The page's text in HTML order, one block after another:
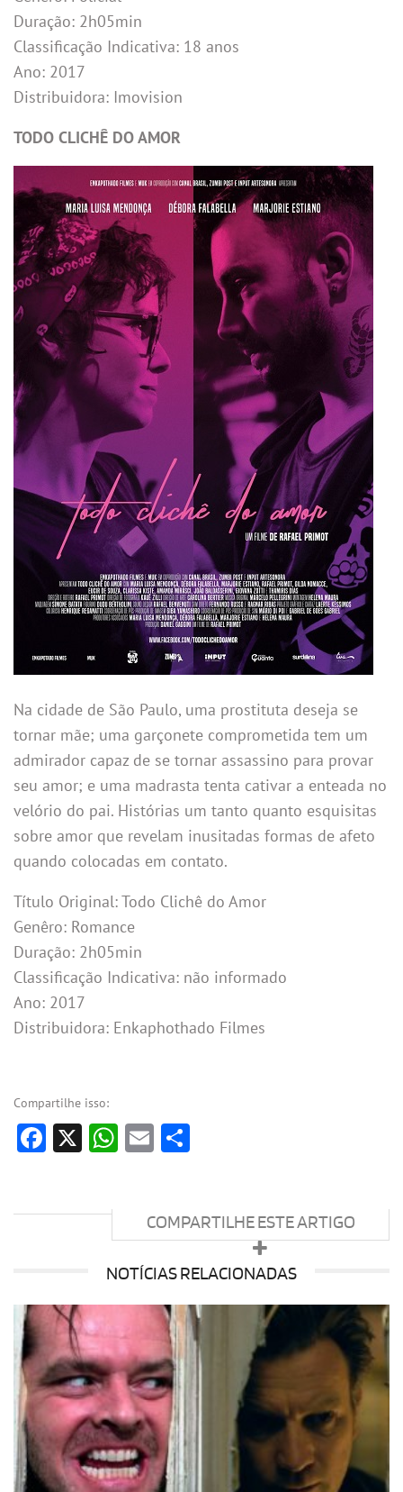
Duração: 2h05min
Classificação Indicativa: 18 anos
Ano: 2017
Distribuidora: Imovision
TODO CLICHÊ DO AMOR
Na cidade de São Paulo, uma prostituta deseja se
tornar mãe; uma garçonete comprometida tem um
admirador capaz de se tornar assassino para provar
seu amor; e uma madrasta tenta cativar a enteada no
velório do pai. Histórias um tanto quanto esquisitas
sobre amor que revelam inusitadas formas de afeto
quando colocadas em contato.
Título Original: Todo Clichê do Amor
Genêro: Romance
Duração: 2h05min
Classificação Indicativa: não informado
Ano: 2017
Distribuidora: Enkaphothado Filmes
Compartilhe isso:
Facebook
X WhatsApp
Email
COMPARTILHE ESTE ARTIGO
NOTÍCIAS RELACIONADAS